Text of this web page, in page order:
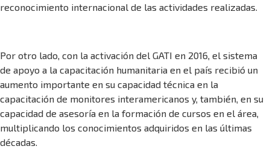
reconocimiento internacional de las actividades realizadas.
Por otro lado, con la activación del GATI en 2016, el sistema
de apoyo a la capacitación humanitaria en el país recibió un
aumento importante en su capacidad técnica en la
capacitación de monitores interamericanos y, también, en su
capacidad de asesoría en la formación de cursos en el área,
multiplicando los conocimientos adquiridos en las últimas
décadas.